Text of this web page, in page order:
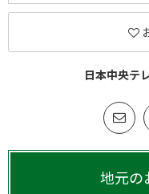
日本中央テ
地元の